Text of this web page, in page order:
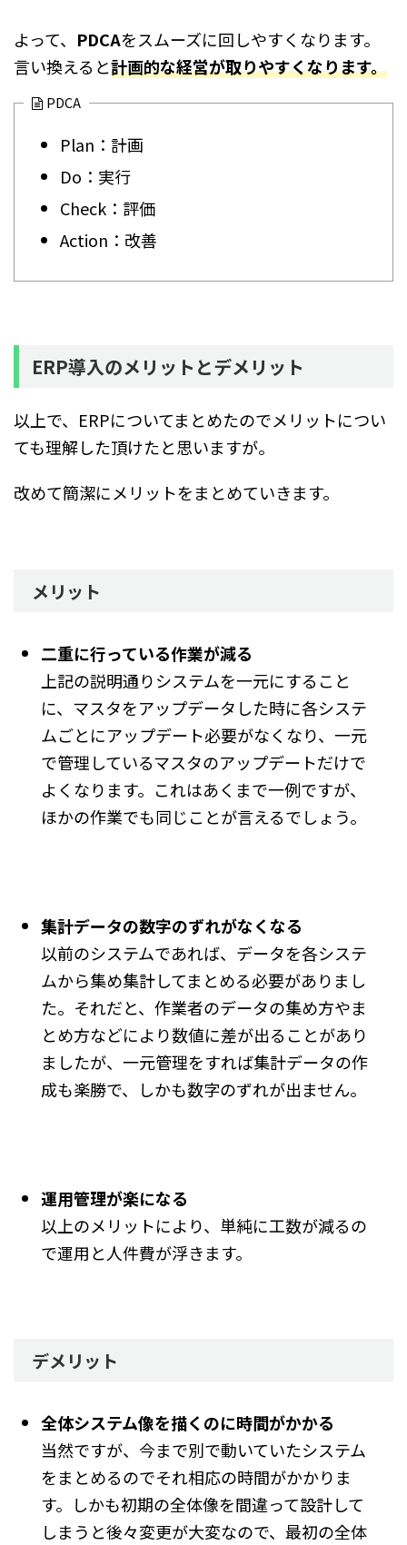
よって、 PDCAをスムーズに回しやすくなります。
言い換えると計画的な経営が取りやすくなります。
PDCA
Plan：計画
Do：実行
Check：評価
Action：改善
ERP導入のメリットとデメリット
以上で、ERPについてまとめたのでメリットについ
ても理解した頂けたと思いますが。
改めて簡潔にメリットをまとめていきます。
メリット
二重に行っている作業が減る
上記の説明通りシステムを一元にすること
に、マスタをアップデータした時に各システ
ムごとにアップデート必要がなくなり、一元
で管理しているマスタのアップデートだけで
よくなります。これはあくまで一例ですが、
ほかの作業でも同じことが言えるでしょう。
集計データの数字のずれがなくなる
以前のシステムであれば、データを各システ
ムから集め集計してまとめる必要がありまし
た。それだと、作業者のデータの集め方やま
とめ方などにより数値に差が出ることがあり
ましたが、一元管理をすれば集計データの作
成も楽勝で、しかも数字のずれが出ません。
運用管理が楽になる
以上のメリットにより、単純に工数が減るの
で運用と人件費が浮きます。
デメリット
全体システム像を描くのに時間がかかる
当然ですが、今まで別で動いていたシステム
をまとめるのでそれ相応の時間がかかりま
す。しかも初期の全体像を間違って設計して
しまうと後々変更が大変なので、最初の全体